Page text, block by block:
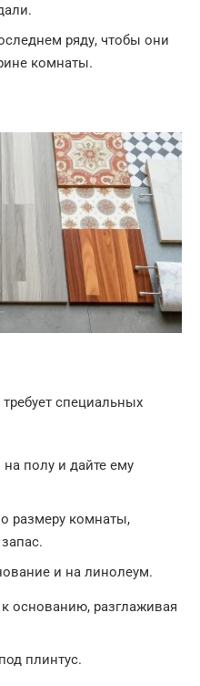
ряду, чтобы они
комнаты.
специальных
полу и дайте ему
размеру комнаты,
и на линолеум.
основанию, разглаживая
плинтус.